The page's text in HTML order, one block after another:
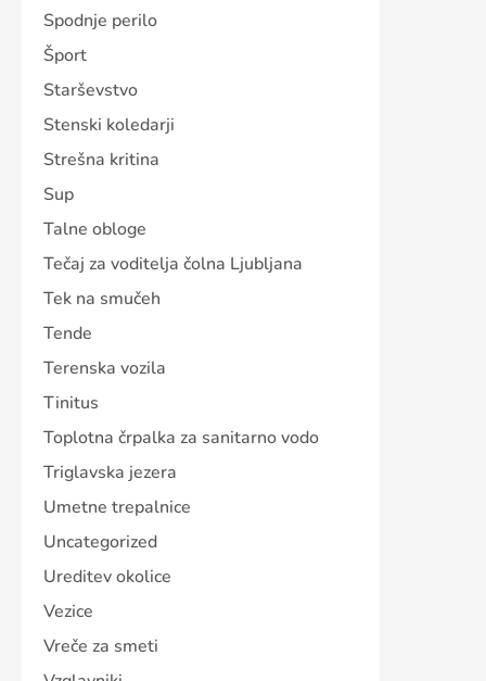
Spodnje perilo
Šport
Starševstvo
Stenski koledarji
Strešna kritina
Sup
Talne obloge
Tečaj za voditelja čolna Ljubljana
Tek na smučeh
Tende
Terenska vozila
Tinitus
Toplotna črpalka za sanitarno vodo
Triglavska jezera
Umetne trepalnice
Uncategorized
Ureditev okolice
Vezice
Vreče za smeti